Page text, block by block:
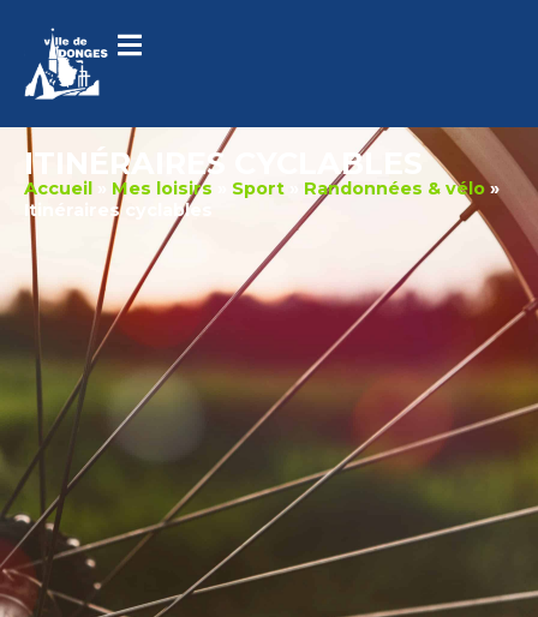
ITINÉRAIRES CYCLABLES
Accueil Mes loisirs Sport Randonnées & vélo»
Itinéraires cyclables